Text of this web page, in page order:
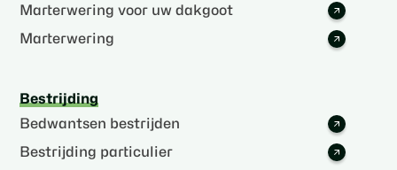
Marterwering voor uw dakgoot
Marterwering
Bestrijding
Bedwantsen bestrijden
Bestrijding particulier